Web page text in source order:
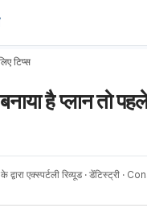
टिप्स
है प्लान तो
द्वारा एक्स्पर्टली रिव्यूड · डेंटिस्ट्री ·